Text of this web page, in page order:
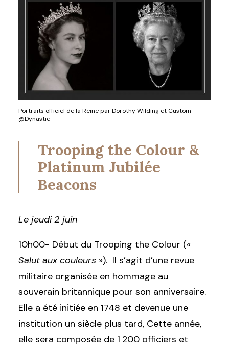
Portraits officiel de la Reine par Dorothy Wilding et Custom
@Dynastie
Trooping the Colour &
Platinum Jubilée
Beacons
Le jeudi 2 juin
10h00- Début du Trooping the Colour («
Salut aux couleurs »). Il s’agit d’une revue
militaire organisée en hommage au
souverain britannique pour son anniversaire.
Elle a été initiée en 1748 et devenue une
institution un siècle plus tard, Cette année,
elle sera composée de 1 200 officiers et